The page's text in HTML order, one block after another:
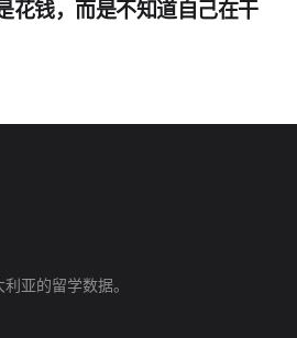
花钱，而是不知道自己在干
利亚的留学数据。